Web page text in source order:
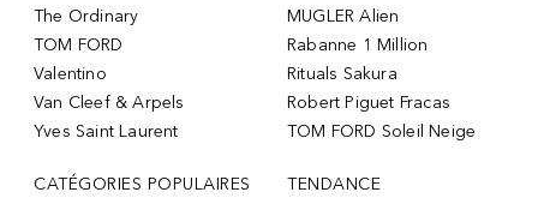
The Ordinary
TOM FORD
Valentino
Van Cleef & Arpels
Yves Saint Laurent
MUGLER Alien
Rabanne 1 Million
Rituals Sakura
Robert Piguet Fracas
TOM FORD Soleil Neige
CATÉGORIES POPULAIRES TENDANCE